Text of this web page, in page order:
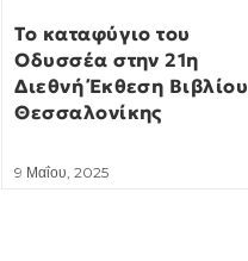
Το καταφύγιο του
Οδυσσέα στην 21η
Διεθνή Έκθεση Βιβλίου
Θεσσαλονίκης
9 Μαΐου, 2025